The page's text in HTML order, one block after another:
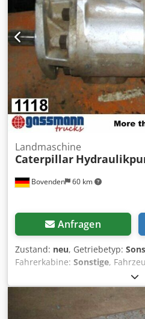
Bovenden 60 km
Landmaschine
Caterpillar
Anfragen
Zustand: neu, Getriebetyp:
Fahrerkabine: Sonstige,
Aufbau: Hydraulikpumpe NEU
ZUBEHÖRANGABEN OHNE
Zwischenverkauf und Irrtümer
Rpa Iotjk - .